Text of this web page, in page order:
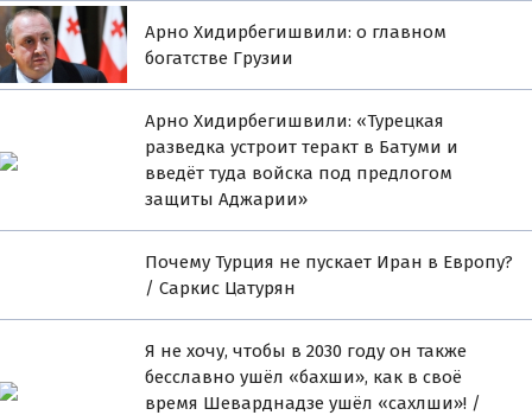
Арно Хидирбегишвили: о главном
богатстве Грузии
Арно Хидирбегишвили: «Турецкая
разведка устроит теракт в Батуми и
введёт туда войска под предлогом
защиты Аджарии»
Почему Турция не пускает Иран в Европу?
/ Саркис Цатурян
Я не хочу, чтобы в 2030 году он также
бесславно ушёл «бахши», как в своё
время Шеварднадзе ушёл «сахлши»! /